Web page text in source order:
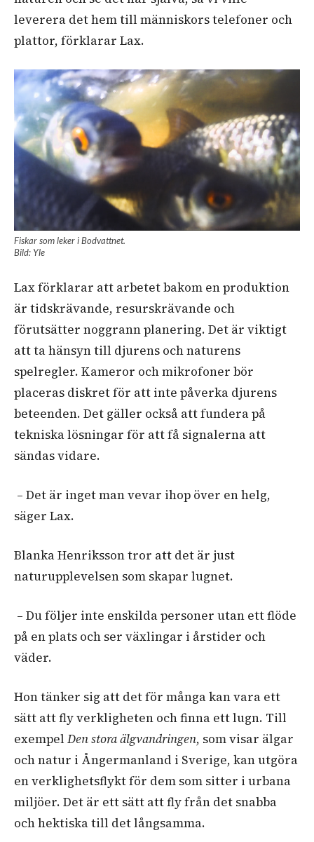
leverera det hem till människors telefoner och
plattor, förklarar Lax.
Fiskar som leker i Bodvattnet.
Bild: Yle
Lax förklarar att arbetet bakom en produktion
är tidskrävande, resurskrävande och
förutsätter noggrann planering. Det är viktigt
att ta hänsyn till djurens och naturens
spelregler. Kameror och mikrofoner bör
placeras diskret för att inte påverka djurens
beteenden. Det gäller också att fundera på
tekniska lösningar för att få signalerna att
sändas vidare.
– Det är inget man vevar ihop över en helg,
säger Lax.
Blanka Henriksson tror att det är just
naturupplevelsen som skapar lugnet.
– Du följer inte enskilda personer utan ett flöde
på en plats och ser växlingar i årstider och
väder.
Hon tänker sig att det för många kan vara ett
sätt att fly verkligheten och finna ett lugn. Till
exempel Den stora älgvandringen, som visar älgar
och natur i Ångermanland i Sverige, kan utgöra
en verklighetsflykt för dem som sitter i urbana
miljöer. Det är ett sätt att fly från det snabba
och hektiska till det långsamma.